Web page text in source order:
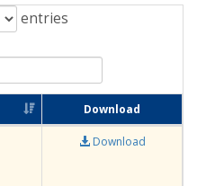
entries
Download
Download